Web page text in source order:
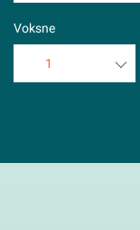
Voksne
1